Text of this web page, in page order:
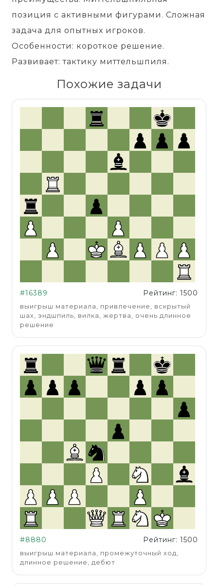
позиция с активными фигурами. Сложная
задача для опытных игроков.
Особенности: короткое решение.
Развивает: тактику миттельшпиля.
Похожие задачи
#16389 Рейтинг: 1500
выигрыш материала, привлечение, вскрытый
шах, эндшпиль, вилка, жертва, очень длинное
решение
#8880 Рейтинг: 1500
выигрыш материала, промежуточный ход,
длинное решение, дебют